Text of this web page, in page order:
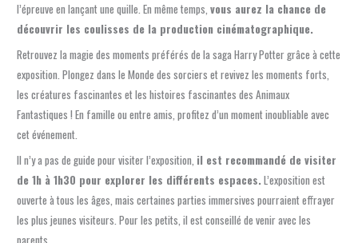
l’épreuve en lançant une quille. En même temps,vous aurez la chance de
découvrir les coulisses de la production cinématographique.
Retrouvez la magie des moments préférés de la saga Harry Potter grâce à cette
exposition. Plongez dans le Monde des sorciers et revivez les moments forts,
les créatures fascinantes et les histoires fascinantes des Animaux
Fantastiques ! En famille ou entre amis, profitez d’un moment inoubliable avec
cet événement.
Il n’y a pas de guide pour visiter l’exposition, il est recommandé de visiter
de 1h à 1h30 pour explorer les différents espaces.L’exposition est
ouverte à tous les âges, mais certaines parties immersives pourraient effrayer
les plus jeunes visiteurs. Pour les petits, il est conseillé de venir avec les
parents.